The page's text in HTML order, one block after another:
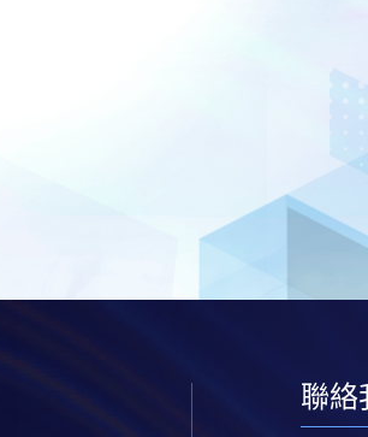
聯絡